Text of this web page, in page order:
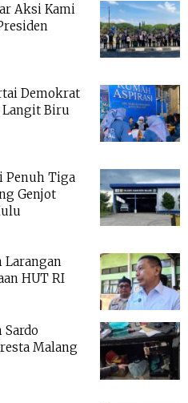
Aksi Kami
Demokrat
Langit Biru
Penuh Tiga
Genjot
Larangan
HUT RI
Malang